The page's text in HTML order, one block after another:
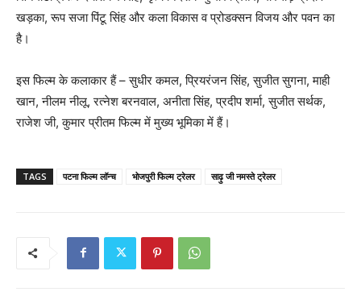
खड़का, रूप सजा पिंटू सिंह और कला विकास व प्रोडक्सन विजय और पवन का
है।
इस फिल्म के कलाकार हैं – सुधीर कमल, प्रियरंजन सिंह, सुजीत सुगना, माही
खान, नीलम नीलू, रत्नेश बरनवाल, अनीता सिंह, प्रदीप शर्मा, सुजीत सर्थक,
राजेश जी, कुमार प्रीतम फिल्म में मुख्य भूमिका में हैं।
TAGS पटना फिल्म लॉन्च भोजपुरी फिल्म ट्रेलर साढ़ु जी नमस्ते ट्रेलर